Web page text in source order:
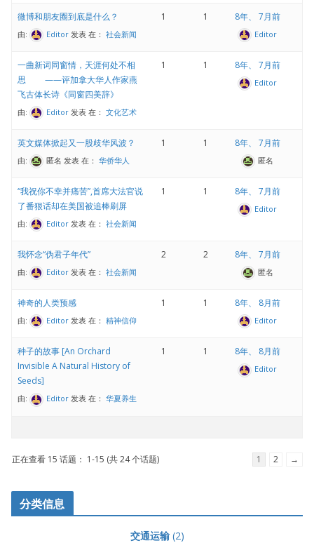
微博和朋友圈到底是什么？
由: Editor 发表 在： 社会新闻
1 1 8年、 7月前
Editor
一曲新词同窗情，天涯何处不相
思 ——评加拿大华人作家燕
飞古体长诗《同窗四美辞》
由: Editor 发表 在： 文化艺术
1 1 8年、 7月前
Editor
英文媒体掀起又一股歧华风波？
由: 匿名 发表 在： 华侨华人
1 1 8年、 7月前
匿名
“我祝你不幸并痛苦”,首席大法官说
了番狠话却在美国被追棒刷屏
由: Editor 发表 在： 社会新闻
1 1 8年、 7月前
Editor
我怀念“伪君子年代”
由: Editor 发表 在： 社会新闻
2 2 8年、 7月前
匿名
神奇的人类预感
由: Editor 发表 在： 精神信仰
1 1 8年、 8月前
Editor
种子的故事 [An Orchard
Invisible A Natural History of
Seeds]
由: Editor 发表 在： 华夏养生
1 1 8年、 8月前
Editor
正在查看 15 话题： 1-15 (共 24 个话题) 1 2 →
分类信息
交通运输(2)